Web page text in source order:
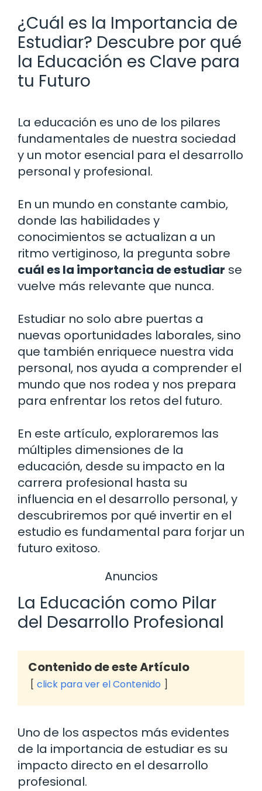
¿Cuál es la Importancia de
Estudiar? Descubre por qué
la Educación es Clave para
tu Futuro
La educación es uno de los pilares
fundamentales de nuestra sociedad
y un motor esencial para el desarrollo
personal y profesional.
En un mundo en constante cambio,
donde las habilidades y
conocimientos se actualizan a un
ritmo vertiginoso, la pregunta sobre
cuál es la importancia de estudiar se
vuelve más relevante que nunca.
Estudiar no solo abre puertas a
nuevas oportunidades laborales, sino
que también enriquece nuestra vida
personal, nos ayuda a comprender el
mundo que nos rodea y nos prepara
para enfrentar los retos del futuro.
En este artículo, exploraremos las
múltiples dimensiones de la
educación, desde su impacto en la
carrera profesional hasta su
influencia en el desarrollo personal, y
descubriremos por qué invertir en el
estudio es fundamental para forjar un
futuro exitoso.
Anuncios
La Educación como Pilar
del Desarrollo Profesional
Contenido de este Artículo
click para ver el Contenido
Uno de los aspectos más evidentes
de la importancia de estudiar es su
impacto directo en el desarrollo
profesional.